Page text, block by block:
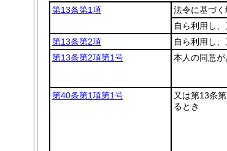
第13条第1項
法令に基づ
自ら利用し
第13条第2項
自ら利用し
第13条第2項第1号
本人の同意
第40条第1項第1号
又は第13条
るとき